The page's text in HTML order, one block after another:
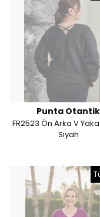
Punta Otantik
FR2523 Ön Arka V
Siyah